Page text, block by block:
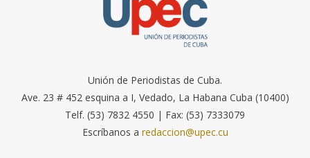
Unión de Periodistas de Cuba.
Ave. 23 # 452 esquina a I, Vedado, La Habana Cuba (10400)
Telf. (53) 7832 4550 | Fax: (53) 7333079
Escríbanos a redaccion@upec.cu